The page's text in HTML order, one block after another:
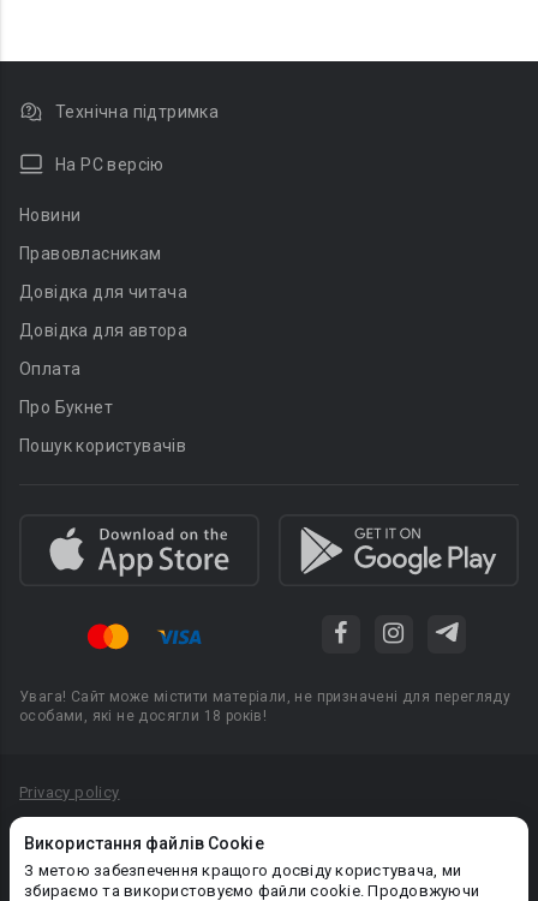
Використання файлів Cookie
З метою забезпечення кращого досвіду користувача, ми
збираємо та використовуємо файли cookie. Продовжуючи
Технічна підтримка
На PC версію
Новини
Правовласникам
Довідка для читача
Довідка для автора
Оплата
Про Букнет
Пошук користувачів
Увага! Сайт може містити матеріали, не призначені для перегляду
особами, які не досягли 18 років!
Privacy policy
Політика конфіденційності